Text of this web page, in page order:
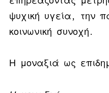
ψυχική υγεία, την
κοινωνική συνοχή.
Η μοναξιά ως